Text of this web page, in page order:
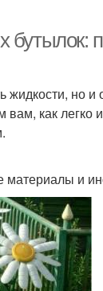
жидкости, но
как легко
материалы и